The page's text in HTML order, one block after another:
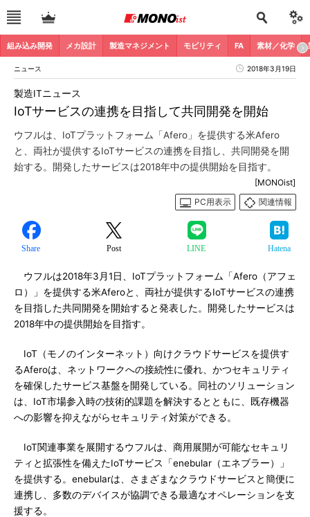
組み込み開発 メカ設計 製造マネジメント モビリティ FA 素材／化学
ニュース 2018年3月19日
IoTサービスの連携を目指して共同開発を開始
製造ITニュース
ウフルは、IoTプラットフォーム「Afero」を提供する米Afero
と、両社が提供するIoTサービスの連携を目指し、共同開発を開
始する。開発したサービスは2018年中の提供開始を目指す。
[MONOist]
PC用表示
関連情報
Share Post LINE Hatena
ウフルは2018年3月1日、IoTプラットフォーム「Afero（アフェ
ロ）」を提供する米Aferoと、両社が提供するIoTサービスの連携
を目指した共同開発を開始すると発表した。開発したサービスは
2018年中の提供開始を目指す。
IoT（モノのインターネット）向けクラウドサービスを提供す
るAferoは、ネットワークへの接続性に優れ、かつセキュリティ
を確保したサービス基盤を開発している。同社のソリューション
は、IoT市場参入時の技術的課題を解決するとともに、既存機器
への影響を抑えながらセキュリティ対策ができる。
IoT関連事業を展開するウフルは、商用展開が可能なセキュリ
ティと拡張性を備えたIoTサービス「enebular（エネブラー）」
を提供する。enebularは、さまざまなクラウドサービスと簡便に
連携し、多数のデバイスが協調できる最適なオペレーションを支
援する。